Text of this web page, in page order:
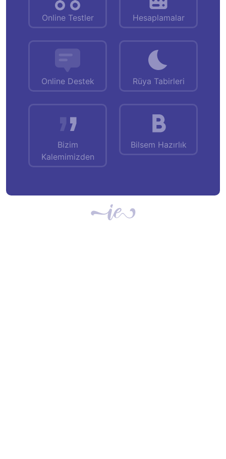
Online Testler Hesaplamalar
Online Destek Rüya Tabirleri
Bizim
Kalemimizden
Bilsem Hazırlık